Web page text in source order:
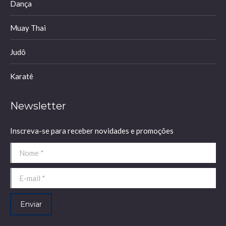
Dança
Muay Thai
Judô
Karatê
Newsletter
Inscreva-se para receber novidades e promoções
Nome *
E-mail *
Enviar